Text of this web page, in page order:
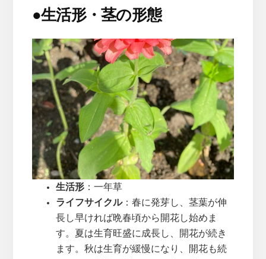
●生活形・茎の形態
生活形：一年草
ライフサイクル：春に発芽し、茎葉が伸
長し早ければ晩春頃から開花し始めま
す。夏は生育旺盛に成長し、開花が続き
ます。秋は生育が緩慢になり、開花も続